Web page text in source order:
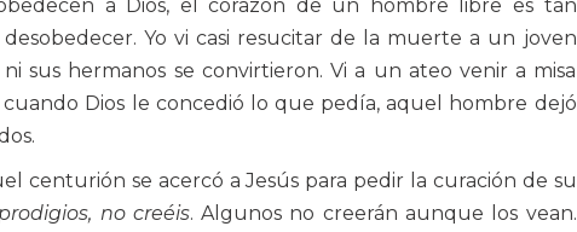
a Dios, el corazón de un hombre libre es tan
Yo vi casi resucitar de la muerte a un joven
sus hermanos se convirtieron. Vi a un ateo venir a misa
Dios le concedió lo que pedía, aquel hombre dejó
centurión se acercó a Jesús para pedir la curación de su
no creéis. Algunos no creerán aunque los vean.